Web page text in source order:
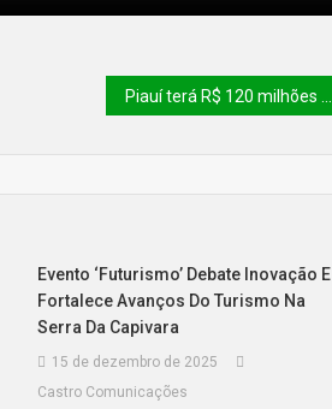
Piauí terá R$ 120 milhões para concluir obras paralisadas na área da educação
Evento ‘Futurismo’ Debate Inovação E
Fortalece Avanços Do Turismo Na
Serra Da Capivara
15 de dezembro de 2025
Castro Comunicações